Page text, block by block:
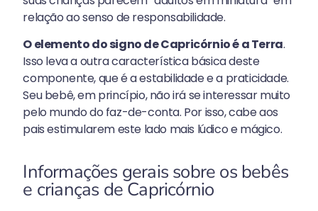
relação ao senso de responsabilidade.
O elemento do signo de Capricórnio é a Terra.
Isso leva a outra característica básica deste
componente, que é a estabilidade e a praticidade.
Seu bebê, em princípio, não irá se interessar muito
pelo mundo do faz-de-conta. Por isso, cabe aos
pais estimularem este lado mais lúdico e mágico.
Informações gerais sobre os bebês
e crianças de Capricórnio